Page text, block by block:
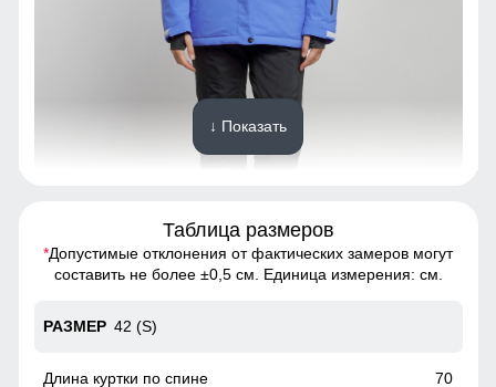
Благодаря универсальной посадке костюм, подойдет
девушкам и женщинам с различным типом фигур.
Высокий воротник
Элемент одежды нужен для защиты шеи от холода, но со
↓ Показать
Таблица размеров
*Допустимые отклонения от фактических замеров могут
составить не более ±0,5 см. Единица измерения: см.
42 (S)
70